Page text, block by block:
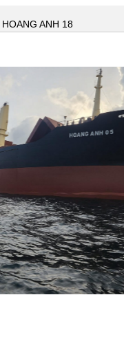
HOANG ANH 18
HOANG ANH 36
HOANG HUY 69
HOANG HUY 79